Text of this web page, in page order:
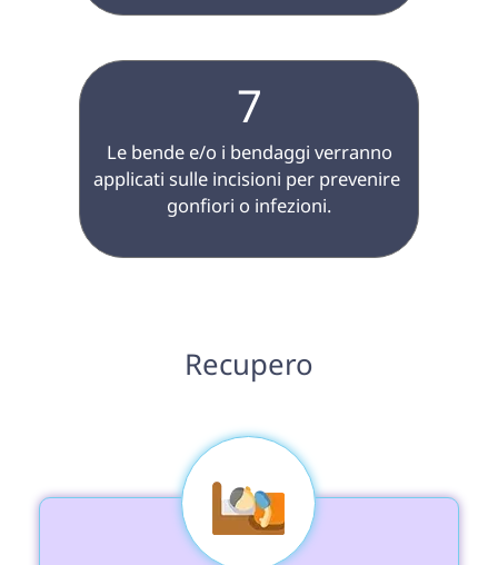
7
applicati sulle incisioni per prevenire
gonfiori o infezioni.
Recupero